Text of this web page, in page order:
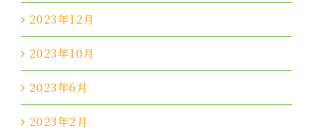
2023年12月
2023年10月
2023年6月
2023年2月